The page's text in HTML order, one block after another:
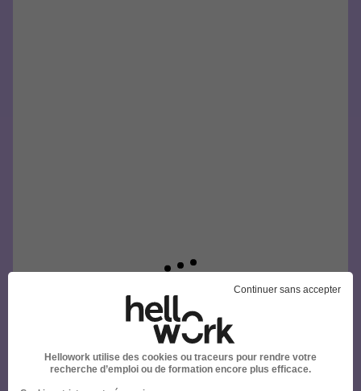
Continuer sans accepter
Hellowork utilise des cookies ou traceurs pour rendre votre
recherche d’emploi ou de formation encore plus efficace.